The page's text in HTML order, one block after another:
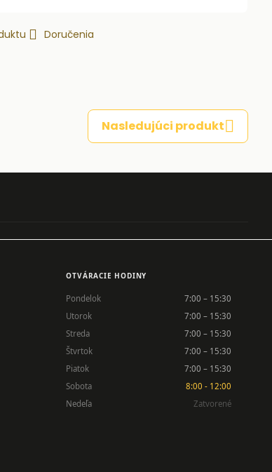
Doručenia
Nasledujúci produkt
OTVÁRACIE HODINY
Pondelok
7:00 – 15:30
Utorok
7:00 – 15:30
Streda
7:00 – 15:30
Štvrtok
7:00 – 15:30
Piatok
7:00 – 15:30
Sobota
8:00 - 12:00
Nedeľa
Zatvorené